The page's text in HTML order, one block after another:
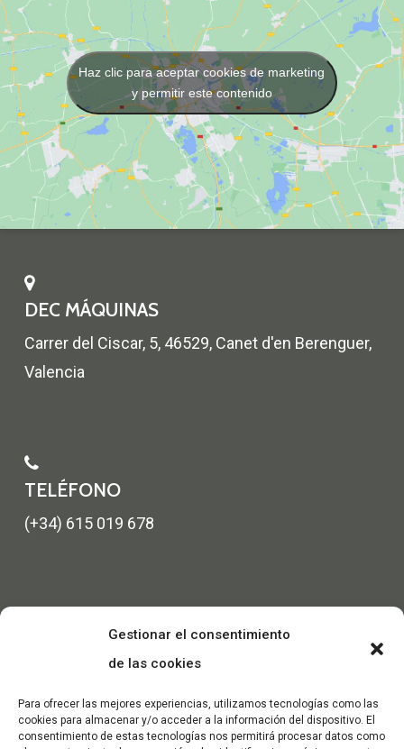
Gestionar el consentimiento
de las cookies
Para ofrecer las mejores experiencias, utilizamos tecnologías como las
cookies para almacenar y/o acceder a la información del dispositivo. El
consentimiento de estas tecnologías nos permitirá procesar datos como
Haz clic para aceptar cookies de marketing
y permitir este contenido
DEC MÁQUINAS
Carrer del Ciscar, 5, 46529, Canet d'en Berenguer,
Valencia
TELÉFONO
(+34) 615 019 678